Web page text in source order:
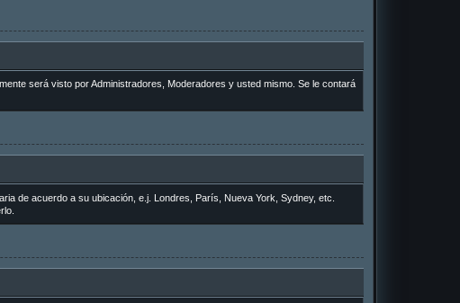
será visto por Administradores, Moderadores y usted mismo. Se le contará
de acuerdo a su ubicación, e.j. Londres, París, Nueva York, Sydney, etc.